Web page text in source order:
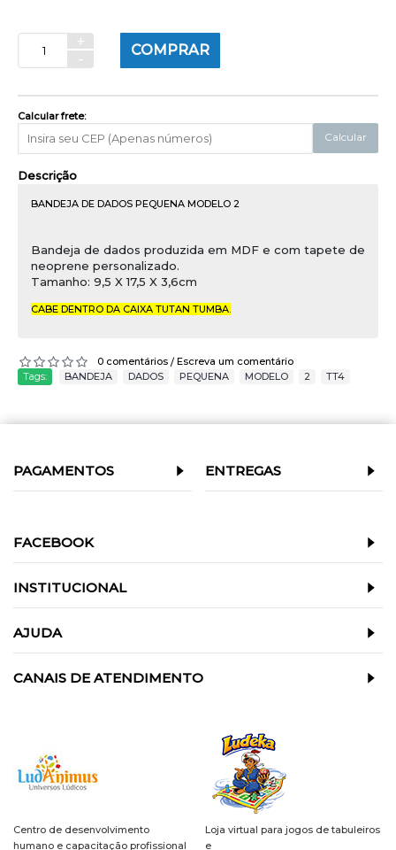
+
-
COMPRAR
Calcular frete:
Calcular
Descrição
BANDEJA DE DADOS PEQUENA MODELO 2
Bandeja de dados produzida em MDF e com tapete de
neoprene personalizado.
Tamanho: 9,5 X 17,5 X 3,6cm
CABE DENTRO DA CAIXA TUTAN TUMBA.
0 comentários /Escreva um comentário
Tags:
BANDEJA DADOS PEQUENA MODELO 2 TT4
PAGAMENTOS ENTREGAS
FACEBOOK
INSTITUCIONAL
AJUDA
CANAIS DE ATENDIMENTO
Centro de desenvolvimento
humano e capacitação profissional
Loja virtual para jogos de tabuleiros
e